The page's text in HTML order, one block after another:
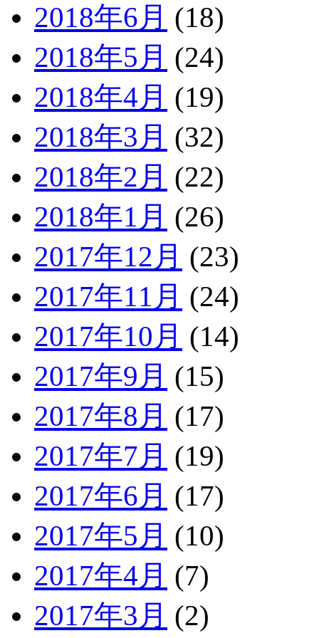
2018年6月 (18)
2018年5月 (24)
2018年4月 (19)
2018年3月 (32)
2018年2月 (22)
2018年1月 (26)
2017年12月 (23)
2017年11月 (24)
2017年10月 (14)
2017年9月 (15)
2017年8月 (17)
2017年7月 (19)
2017年6月 (17)
2017年5月 (10)
2017年4月 (7)
2017年3月 (2)